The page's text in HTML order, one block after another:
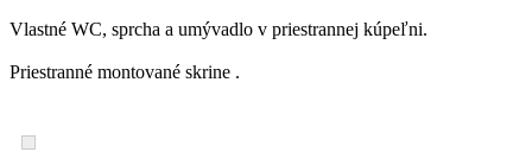
Vlastné WC, sprcha a umývadlo v priestrannej kúpeľni.
Priestranné montované skrine .